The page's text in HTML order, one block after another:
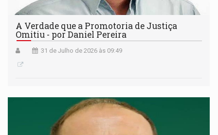
A Verdade que a Promotoria de Justiça
Omitiu - por Daniel Pereira
31 de Julho de 2026 às 09:49